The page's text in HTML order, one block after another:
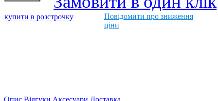
купити в розстрочку
Повідомити про зниження
ціни